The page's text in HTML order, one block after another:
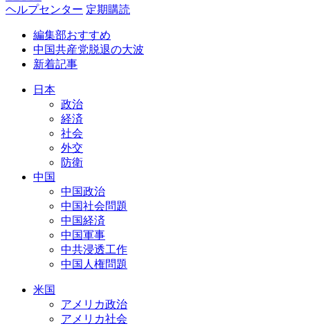
ヘルプセンター 定期購読
編集部おすすめ
中国共産党脱退の大波
新着記事
日本
政治
経済
社会
外交
防衛
中国
中国政治
中国社会問題
中国経済
中国軍事
中共浸透工作
中国人権問題
米国
アメリカ政治
アメリカ社会